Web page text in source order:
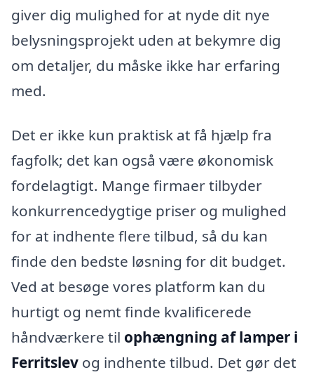
giver dig mulighed for at nyde dit nye
belysningsprojekt uden at bekymre dig
om detaljer, du måske ikke har erfaring
med.
Det er ikke kun praktisk at få hjælp fra
fagfolk; det kan også være økonomisk
fordelagtigt. Mange firmaer tilbyder
konkurrencedygtige priser og mulighed
for at indhente flere tilbud, så du kan
finde den bedste løsning for dit budget.
Ved at besøge vores platform kan du
hurtigt og nemt finde kvalificerede
håndværkere til ophængning af lamper i
Ferritslev og indhente tilbud. Det gør det